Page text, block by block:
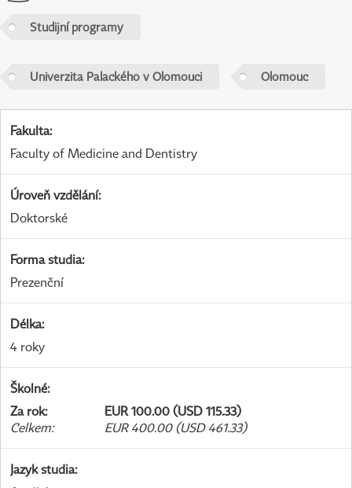
Studijní programy
Univerzita Palackého v Olomouci Olomouc
Fakulta:
Faculty of Medicine and Dentistry
Úroveň vzdělání:
Doktorské
Forma studia:
Prezenční
Délka:
4 roky
Školné:
Za rok:
EUR 100.00 (USD 115.33)
Celkem: EUR 400.00 (USD 461.33)
Jazyk studia: